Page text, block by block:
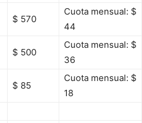
$ 570
Cuota mensual: $
44
$ 500
Cuota mensual: $
36
$ 85
Cuota mensual: $
18